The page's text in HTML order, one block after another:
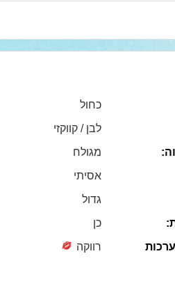
כחול
לבן / קווקזי
מגולח
אסיתי
גדול
כן
רווקה